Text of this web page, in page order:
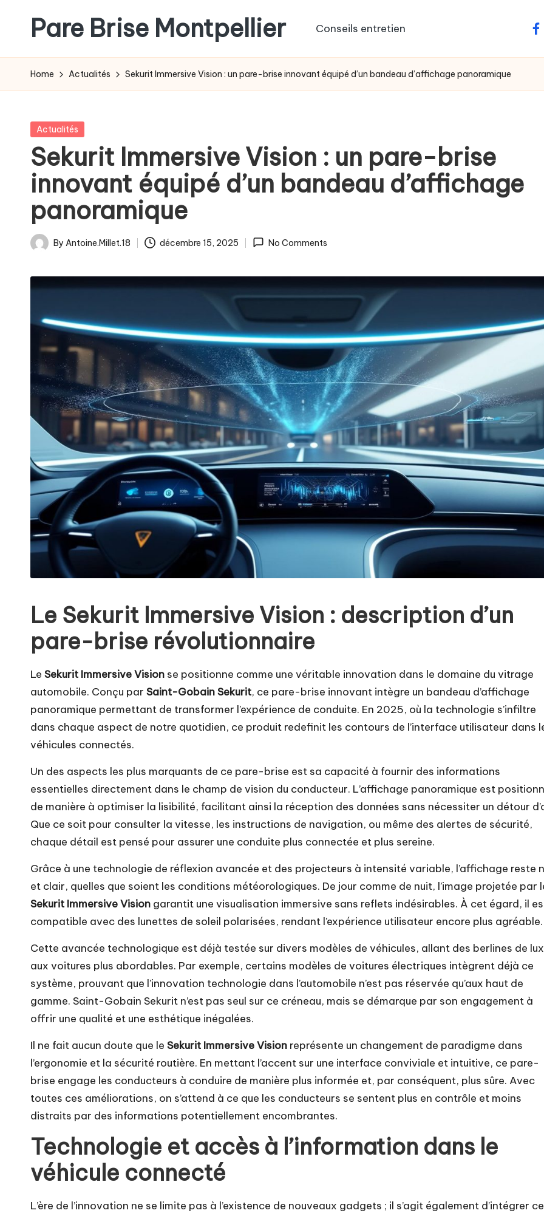
content
Pare Brise Montpellier Conseils entretien
Home Actualités Sekurit Immersive Vision : un pare-brise innovant équipé d’un bandeau d’affichage panoramique
Posted
Actualités
Sekurit Immersive Vision : un pare-brise
innovant équipé d’un bandeau d’affichage
panoramique
Posted
By Antoine.Millet.18 décembre 15, 2025 No Comments
Le Sekurit Immersive Vision : description d’un
pare-brise révolutionnaire
Le Sekurit Immersive Vision se positionne comme une véritable innovation dans le domaine du vitrage
automobile. Conçu par Saint-Gobain Sekurit, ce pare-brise innovant intègre un bandeau d’affichage
panoramique permettant de transformer l’expérience de conduite. En 2025, où la technologie s’infiltre
dans chaque aspect de notre quotidien, ce produit redefinit les contours de l’interface utilisateur dans
véhicules connectés.
Un des aspects les plus marquants de ce pare-brise est sa capacité à fournir des informations
essentielles directement dans le champ de vision du conducteur. L’affichage panoramique est
de manière à optimiser la lisibilité, facilitant ainsi la réception des données sans nécessiter un détour
Que ce soit pour consulter la vitesse, les instructions de navigation, ou même des alertes de sécurité,
chaque détail est pensé pour assurer une conduite plus connectée et plus sereine.
Grâce à une technologie de réflexion avancée et des projecteurs à intensité variable, l’affichage reste
et clair, quelles que soient les conditions météorologiques. De jour comme de nuit, l’image projetée par
Sekurit Immersive Vision garantit une visualisation immersive sans reflets indésirables. À cet égard, il
compatible avec des lunettes de soleil polarisées, rendant l’expérience utilisateur encore plus agréable.
Cette avancée technologique est déjà testée sur divers modèles de véhicules, allant des berlines de
aux voitures plus abordables. Par exemple, certains modèles de voitures électriques intègrent déjà ce
système, prouvant que l’innovation technologie dans l’automobile n’est pas réservée qu’aux haut de
gamme. Saint-Gobain Sekurit n’est pas seul sur ce créneau, mais se démarque par son engagement à
offrir une qualité et une esthétique inégalées.
Il ne fait aucun doute que le Sekurit Immersive Vision représente un changement de paradigme dans
l’ergonomie et la sécurité routière. En mettant l’accent sur une interface conviviale et intuitive, ce pare-
brise engage les conducteurs à conduire de manière plus informée et, par conséquent, plus sûre. Avec
toutes ces améliorations, on s’attend à ce que les conducteurs se sentent plus en contrôle et moins
distraits par des informations potentiellement encombrantes.
Technologie et accès à l’information dans le
véhicule connecté
L’ère de l’innovation ne se limite pas à l’existence de nouveaux gadgets ; il s’agit également d’intégrer